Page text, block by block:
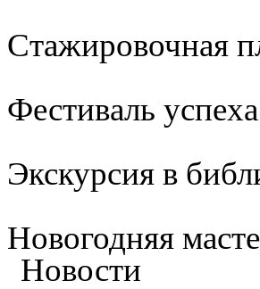
Стажировочная
Фестиваль успеха
Экскурсия в
Новогодняя
Новости